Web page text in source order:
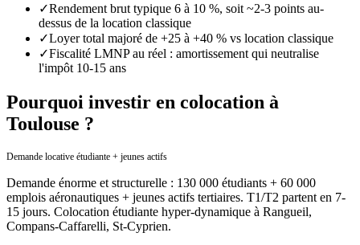
✓Rendement brut typique 6 à 10 %, soit ~2-3 points au-
dessus de la location classique
✓Loyer total majoré de +25 à +40 % vs location classique
✓Fiscalité LMNP au réel : amortissement qui neutralise
l'impôt 10-15 ans
Pourquoi investir en colocation à
Toulouse ?
Demande locative étudiante + jeunes actifs
Demande énorme et structurelle : 130 000 étudiants + 60 000
emplois aéronautiques + jeunes actifs tertiaires. T1/T2 partent en 7-
15 jours. Colocation étudiante hyper-dynamique à Rangueil,
Compans-Caffarelli, St-Cyprien.